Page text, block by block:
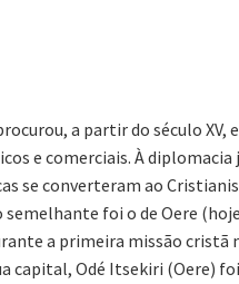
a partir do século
e comerciais. À
se converteram ao
semelhante foi o de Oere
a primeira missão
capital, Odé Itsekiri (Oere)